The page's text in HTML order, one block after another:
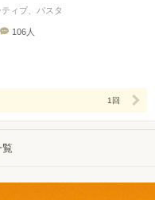
ィブ、パスタ
数
106人
1回